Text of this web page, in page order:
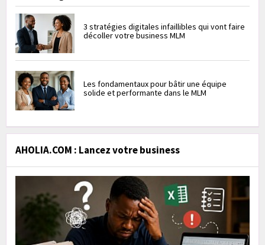
3 stratégies digitales infaillibles qui vont faire
décoller votre business MLM
Les fondamentaux pour bâtir une équipe
solide et performante dans le MLM
AHOLIA.COM : Lancez votre business